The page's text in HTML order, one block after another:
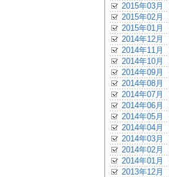
2015年03月
2015年02月
2015年01月
2014年12月
2014年11月
2014年10月
2014年09月
2014年08月
2014年07月
2014年06月
2014年05月
2014年04月
2014年03月
2014年02月
2014年01月
2013年12月